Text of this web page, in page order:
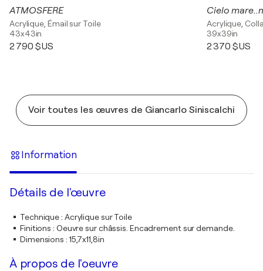
ATMOSFERE
Acrylique, Émail sur Toile
43x43in
2 790 $US
Cielo
Acrylique,
39x39in
2 370 $US
Voir toutes les œuvres de Giancarlo Siniscalchi
Information
Détails de l'œuvre
Technique: Acrylique sur Toile
Finitions : Oeuvre sur châssis. Encadrement sur demande.
Dimensions : 15,7x11,8in
À propos de l'oeuvre